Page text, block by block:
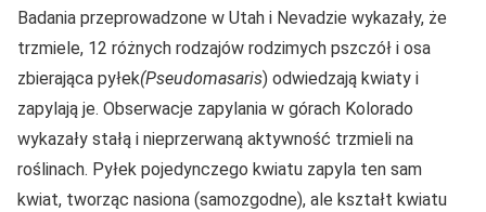
Badania przeprowadzone w Utah i Nevadzie wykazały, że
trzmiele, 12 różnych rodzajów rodzimych pszczół i osa
zbierająca pyłek(Pseudomasaris) odwiedzają kwiaty i
zapylają je. Obserwacje zapylania w górach Kolorado
wykazały stałą i nieprzerwaną aktywność trzmieli na
roślinach. Pyłek pojedynczego kwiatu zapyla ten sam
kwiat, tworząc nasiona (samozgodne), ale kształt kwiatu